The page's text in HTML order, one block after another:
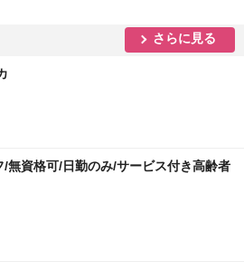
さらに見る
/無資格可/日勤のみ/サービス付き高齢者